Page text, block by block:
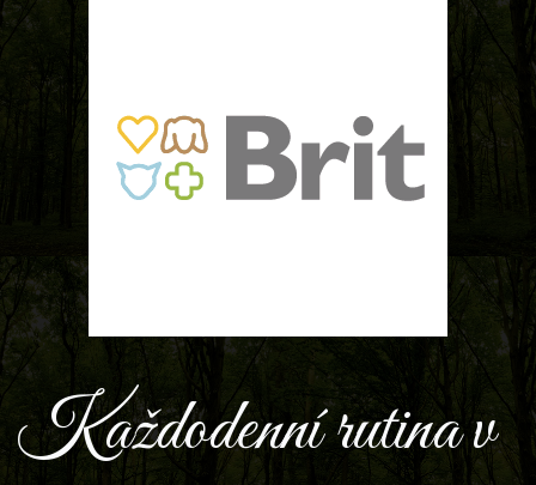
Každodenní rutina v